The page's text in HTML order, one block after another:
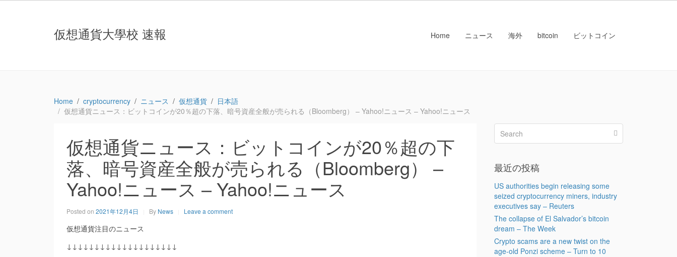
仮想通貨大學校 速報 Home ニュース 海外 bitcoin ビットコイン
Home cryptocurrency ニュース 仮想通貨
日本語
仮想通貨ニュース：ビットコインが20％超の下落、暗号資産全般が売られる（Bloomberg） – Yahoo!ニュース – Yahoo!ニュース
仮想通貨ニュース：ビットコインが20％超の下
落、暗号資産全般が売られる（Bloomberg） –
Yahoo!ニュース – Yahoo!ニュース
Posted on 2021年12月4日 By News Leave a comment
仮想通貨注目のニュース
↓↓↓↓↓↓↓↓↓↓↓↓↓↓↓↓↓↓↓↓
最近の投稿
US authorities begin releasing some
seized cryptocurrency miners, industry
executives say – Reuters
The collapse of El Salvador’s bitcoin
dream – The Week
Crypto scams are a new twist on the
age-old Ponzi scheme – Turn to 10